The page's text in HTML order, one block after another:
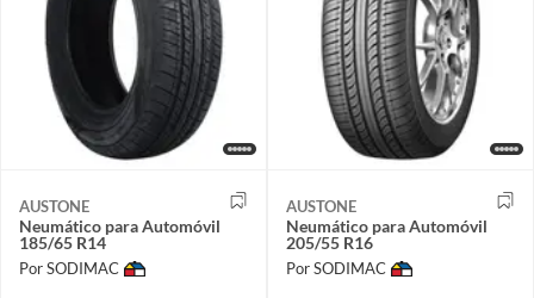
AUSTONE
Neumático para Automóvil
185/65 R14
Por SODIMAC
AUSTONE
Neumático para Automóvil
205/55 R16
Por SODIMAC